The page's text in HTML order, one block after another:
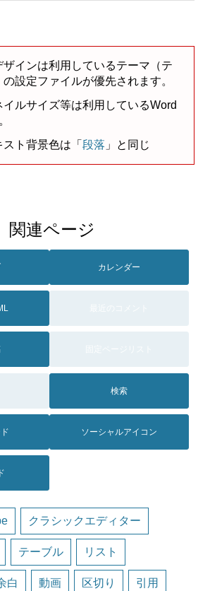
ザインは利用しているテーマ（テ
設定ファイルが優先されます。
ルサイズ等は利用しているWord
スト背景色は「段落 」と同じ
関連ページ
カレンダー
検索
ソーシャルアイコン
クラシックエディター
テーブル リスト
白 動画 区切り 引用